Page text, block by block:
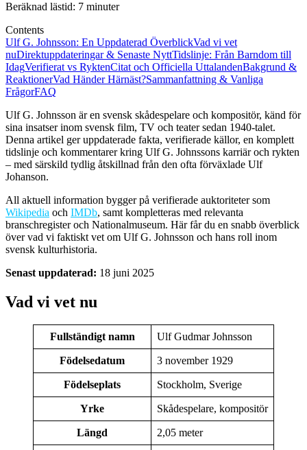
Beräknad lästid: 7 minuter
Contents
Ulf G. Johnsson: En Uppdaterad ÖverblickVad vi vet
nuDirektuppdateringar & Senaste NyttTidslinje: Från Barndom till
IdagVerifierat vs RyktenCitat och Officiella UttalandenBakgrund &
ReaktionerVad Händer Härnäst?Sammanfattning & Vanliga
FrågorFAQ
Ulf G. Johnsson är en svensk skådespelare och kompositör, känd för
sina insatser inom svensk film, TV och teater sedan 1940-talet.
Denna artikel ger uppdaterade fakta, verifierade källor, en komplett
tidslinje och kommentarer kring Ulf G. Johnssons karriär och rykten
– med särskild tydlig åtskillnad från den ofta förväxlade Ulf
Johanson.
All aktuell information bygger på verifierade auktoriteter som
Wikipedia och IMDb, samt kompletteras med relevanta
branschregister och Nationalmuseum. Här får du en snabb överblick
över vad vi faktiskt vet om Ulf G. Johnsson och hans roll inom
svensk kulturhistoria.
Senast uppdaterad: 18 juni 2025
Vad vi vet nu
Fullständigt namn Ulf Gudmar Johnsson
Födelsedatum 3 november 1929
Födelseplats Stockholm, Sverige
Yrke Skådespelare, kompositör
Längd 2,05 meter